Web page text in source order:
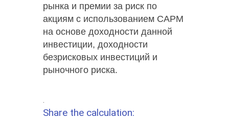
рынка и премии за риск по
акциям с использованием CAPM
на основе доходности данной
инвестиции, доходности
безрисковых инвестиций и
рыночного риска.
Share the calculation: